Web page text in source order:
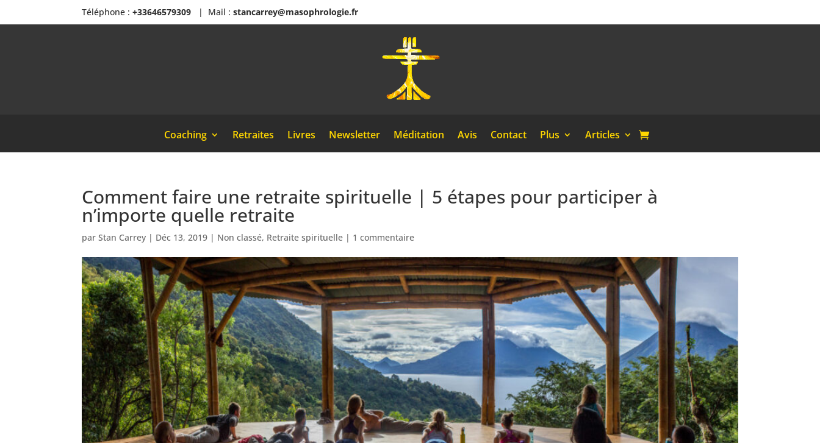
Téléphone :+33646579309 | Mail :stancarrey@masophrologie.fr
Coaching Retraites Livres Newsletter Méditation Avis Contact Plus Articles
Comment faire une retraite spirituelle | 5 étapes pour participer à
n’importe quelle retraite
parStan Carrey | Déc 13, 2019 | Non classé, Retraite spirituelle | 1 commentaire